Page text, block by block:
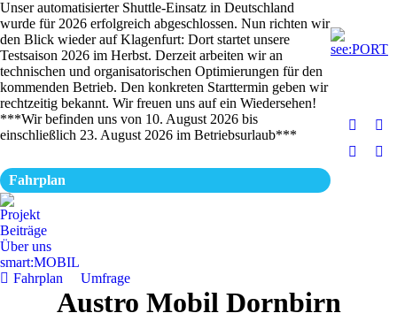
Unser automatisierter Shuttle-Einsatz in Deutschland
wurde für 2026 erfolgreich abgeschlossen. Nun richten wir
den Blick wieder auf Klagenfurt: Dort startet unsere
Testsaison 2026 im Herbst. Derzeit arbeiten wir an
technischen und organisatorischen Optimierungen für den
kommenden Betrieb. Den konkreten Starttermin geben wir
rechtzeitig bekannt. Wir freuen uns auf ein Wiedersehen!
***Wir befinden uns von 10. August 2026 bis
einschließlich 23. August 2026 im Betriebsurlaub***
Fahrplan
page
Projekt
Beiträge
Über uns
smart:MOBIL
Fahrplan
Umfrage
Austro Mobil Dornbirn